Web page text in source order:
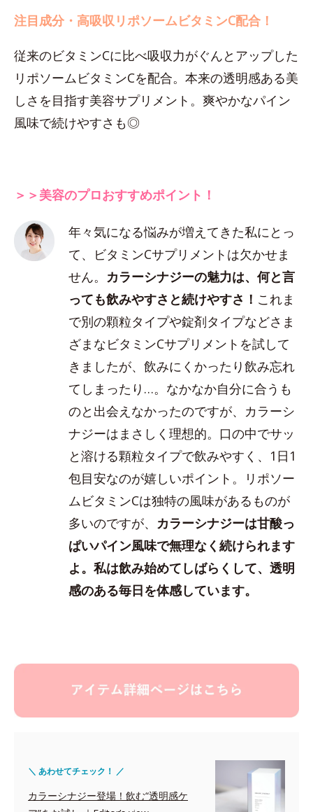
注目成分・高吸収リポソームビタミンC配合！
従来のビタミンCに比べ吸収力がぐんとアップした
リポソームビタミンCを配合。本来の透明感ある美
しさを目指す美容サプリメント。爽やかなパイン
風味で続けやすさも◎
＞＞美容のプロおすすめポイント！
年々気になる悩みが増えてきた私にとっ
て、ビタミンCサプリメントは欠かせま
せん。 カラーシナジーの魅力は、何と言
っても飲みやすさと続けやすさ！ これま
で別の顆粒タイプや錠剤タイプなどさま
ざまなビタミンCサプリメントを試して
きましたが、飲みにくかったり飲み忘れ
てしまったり…。なかなか自分に合うも
のと出会えなかったのですが、カラーシ
ナジーはまさしく理想的。口の中でサッ
と溶ける顆粒タイプで飲みやすく、1日1
包目安なのが嬉しいポイント。リポソー
ムビタミンCは独特の風味があるものが
多いのですが、 カラーシナジーは甘酸っ
ぱいパイン風味で無理なく続けられます
よ。私は飲み始めてしばらくして、透明
感のある毎日を体感しています。
＼ あわせてチェック！ ／
カラーシナジー登場！飲む“透明感ケ